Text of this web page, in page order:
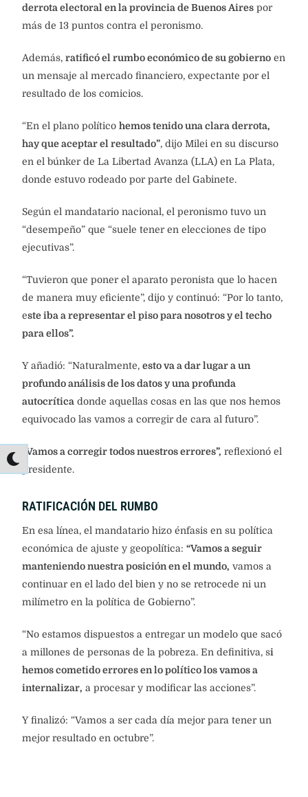
derrota electoral en la provincia de Buenos Aires por
más de 13 puntos contra el peronismo.
Además, ratificó el rumbo económico de su gobierno en
un mensaje al mercado financiero, expectante por el
resultado de los comicios.
“En el plano político hemos tenido una clara derrota,
hay que aceptar el resultado”, dijo Milei en su discurso
en el búnker de La Libertad Avanza (LLA) en La Plata,
donde estuvo rodeado por parte del Gabinete.
Según el mandatario nacional, el peronismo tuvo un
“desempeño” que “suele tener en elecciones de tipo
ejecutivas”.
“Tuvieron que poner el aparato peronista que lo hacen
de manera muy eficiente”, dijo y continuó: “Por lo tanto,
este iba a representar el piso para nosotros y el techo
para ellos”.
Y añadió: “Naturalmente, esto va a dar lugar a un
profundo análisis de los datos y una profunda
autocrítica donde aquellas cosas en las que nos hemos
equivocado las vamos a corregir de cara al futuro”.
“Vamos a corregir todos nuestros errores”, reflexionó el
presidente.
RATIFICACIÓN DEL RUMBO
En esa línea, el mandatario hizo énfasis en su política
económica de ajuste y geopolítica: “Vamos a seguir
manteniendo nuestra posición en el mundo, vamos a
continuar en el lado del bien y no se retrocede ni un
milímetro en la política de Gobierno”.
“No estamos dispuestos a entregar un modelo que sacó
a millones de personas de la pobreza. En definitiva, si
hemos cometido errores en lo político los vamos a
internalizar, a procesar y modificar las acciones”.
Y finalizó: “Vamos a ser cada día mejor para tener un
mejor resultado en octubre”.